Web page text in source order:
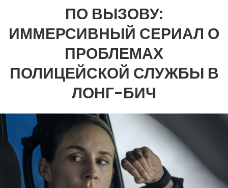
ПО ВЫЗОВУ:
ИММЕРСИВНЫЙ СЕРИАЛ О
ПРОБЛЕМАХ
ПОЛИЦЕЙСКОЙ СЛУЖБЫ В
ЛОНГ-БИЧ